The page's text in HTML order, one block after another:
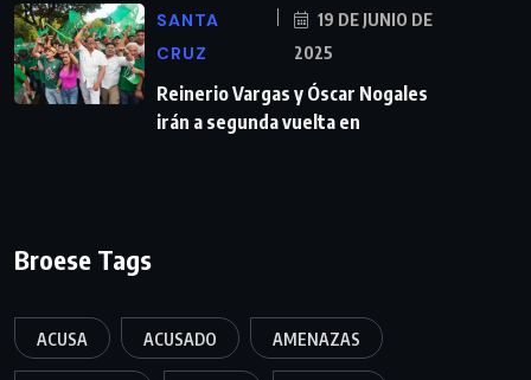
SANTA
CRUZ
19 DE JUNIO DE
2025
Reinerio Vargas y Óscar Nogales
irán a segunda vuelta en
Broese Tags
ACUSA ACUSADO AMENAZAS